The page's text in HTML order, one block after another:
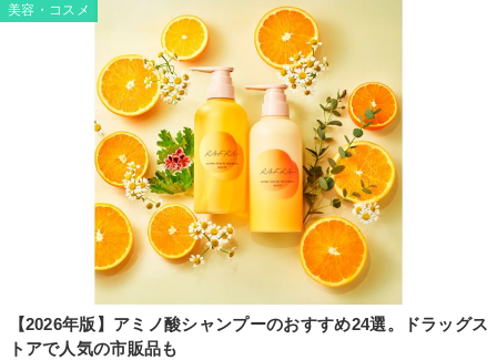
美容・コスメ
【2026年版】アミノ酸シャンプーのおすすめ24選。ドラッグス
トアで人気の市販品も